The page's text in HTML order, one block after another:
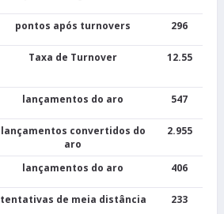
pontos após turnovers 296
Taxa de Turnover 12.55
lançamentos do aro 547
lançamentos convertidos do
aro
2.955
lançamentos do aro 406
tentativas de meia distância 233